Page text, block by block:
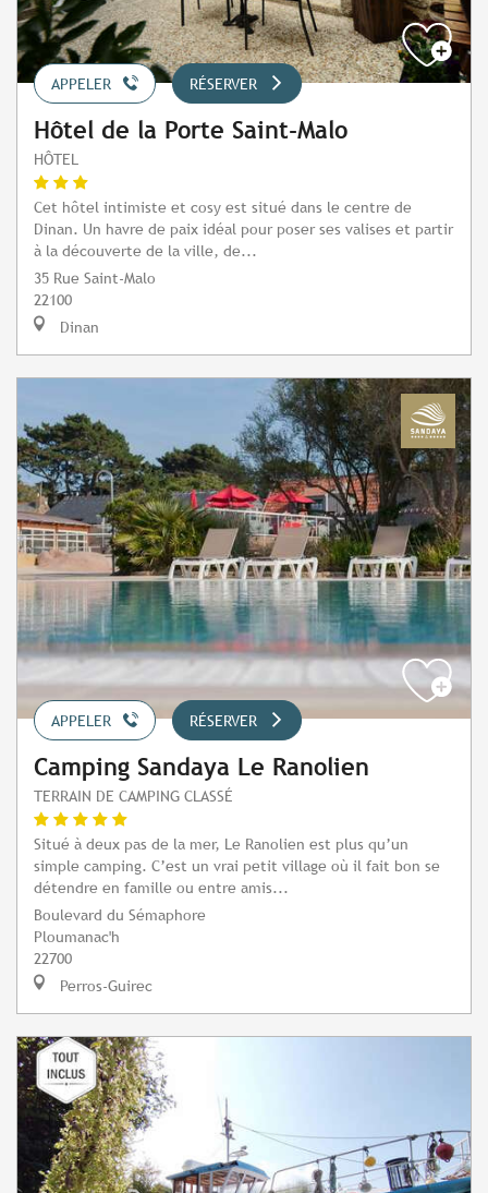
APPELER RÉSERVER
Hôtel de la Porte Saint-Malo
HÔTEL
Cet hôtel intimiste et cosy est situé dans le centre de
Dinan. Un havre de paix idéal pour poser ses valises et partir
à la découverte de la ville, de...
35 Rue Saint-Malo
22100
Dinan
APPELER RÉSERVER
Camping Sandaya Le Ranolien
TERRAIN DE CAMPING CLASSÉ
Situé à deux pas de la mer, Le Ranolien est plus qu’un
simple camping. C’est un vrai petit village où il fait bon se
détendre en famille ou entre amis...
Boulevard du Sémaphore
Ploumanac'h
22700
Perros-Guirec